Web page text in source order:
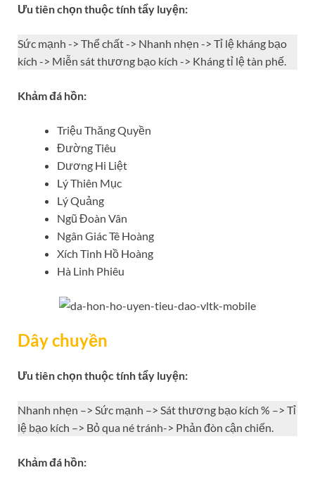
Ưu tiên chọn thuộc tính tẩy luyện:
Sức mạnh -> Thể chất -> Nhanh nhẹn -> Tỉ lệ kháng bạo
kích -> Miễn sát thương bạo kích -> Kháng tỉ lệ tàn phế.
Khảm đá hồn:
Triệu Thăng Quyền
Đường Tiêu
Dương Hi Liệt
Lý Thiên Mục
Lý Quảng
Ngũ Đoàn Vân
Ngân Giác Tê Hoàng
Xích Tinh Hồ Hoàng
Hà Linh Phiêu
Dây chuyền
Ưu tiên chọn thuộc tính tẩy luyện:
Nhanh nhẹn –> Sức mạnh –> Sát thương bạo kích % –> Tỉ
lệ bạo kích –> Bỏ qua né tránh-> Phản đòn cận chiến.
Khảm đá hồn: